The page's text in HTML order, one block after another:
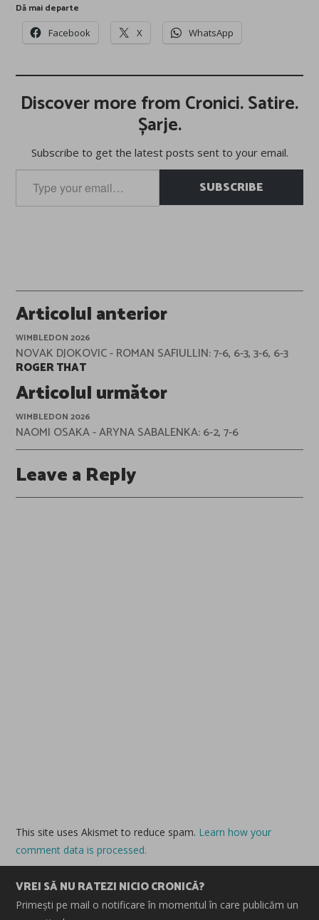
Dă mai departe
Facebook X WhatsApp
Discover more from Cronici. Satire.
Șarje.
Subscribe to get the latest posts sent to your email.
your
email…
SUBSCRIBE
Post
navigation
Articolul anterior
WIMBLEDON 2026
NOVAK DJOKOVIC - ROMAN SAFIULLIN: 7-6, 6-3, 3-6, 6-3
ROGER THAT
Articolul următor
WIMBLEDON 2026
NAOMI OSAKA - ARYNA SABALENKA: 6-2, 7-6
Leave a Reply
This site uses Akismet to reduce spam. Learn how your
comment data is processed.
VREI SĂ NU RATEZI NICIO CRONICĂ?
Primești pe mail o notificare în momentul în care publicăm un